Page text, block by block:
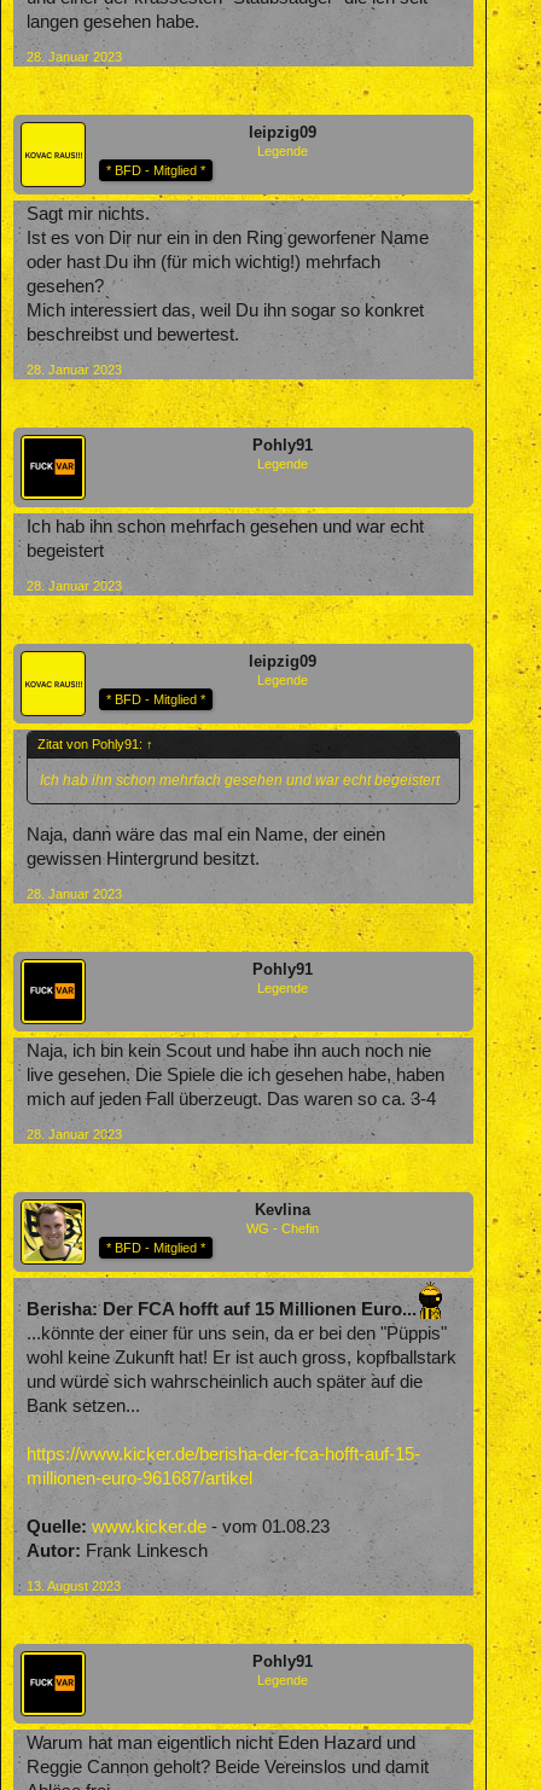
langen gesehen habe.
28. Januar 2023
leipzig09
Legende
* BFD - Mitglied *
Sagt mir nichts.
Ist es von Dir nur ein in den Ring geworfener Name
oder hast Du ihn (für mich wichtig!) mehrfach
gesehen?
Mich interessiert das, weil Du ihn sogar so konkret
beschreibst und bewertest.
28. Januar 2023
Pohly91
Legende
Ich hab ihn schon mehrfach gesehen und war echt
begeistert
28. Januar 2023
leipzig09
Legende
* BFD - Mitglied *
Zitat von Pohly91: ↑
Ich hab ihn schon mehrfach gesehen und war echt begeistert
Naja, dann wäre das mal ein Name, der einen
gewissen Hintergrund besitzt.
28. Januar 2023
Pohly91
Legende
Naja, ich bin kein Scout und habe ihn auch noch nie
live gesehen. Die Spiele die ich gesehen habe, haben
mich auf jeden Fall überzeugt. Das waren so ca. 3-4
28. Januar 2023
Kevlina
WG - Chefin
* BFD - Mitglied *
Berisha: Der FCA hofft auf 15 Millionen Euro...
...könnte der einer für uns sein, da er bei den "Püppis"
wohl keine Zukunft hat! Er ist auch gross, kopfballstark
und würde sich wahrscheinlich auch später auf die
Bank setzen...
https://www.kicker.de/berisha-der-fca-hofft-auf-15-
millionen-euro-961687/artikel
Quelle: www.kicker.de - vom 01.08.23
Autor: Frank Linkesch
13. August 2023
Pohly91
Legende
Warum hat man eigentlich nicht Eden Hazard und
Reggie Cannon geholt? Beide Vereinslos und damit